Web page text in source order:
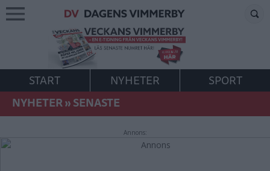
START NYHETER
SPORT
NYHETER»SENASTE
Annons: